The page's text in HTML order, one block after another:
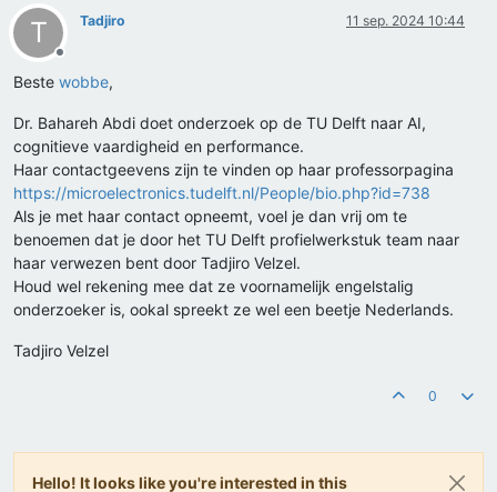
T
Offline
Tadjiro 11 sep. 2024 10:44
Beste wobbe,
Dr. Bahareh Abdi doet onderzoek op de TU Delft naar AI,
cognitieve vaardigheid en performance.
Haar contactgeevens zijn te vinden op haar professorpagina
https://microelectronics.tudelft.nl/People/bio.php?id=738
Als je met haar contact opneemt, voel je dan vrij om te
benoemen dat je door het TU Delft profielwerkstuk team naar
haar verwezen bent door Tadjiro Velzel.
Houd wel rekening mee dat ze voornamelijk engelstalig
onderzoeker is, ookal spreekt ze wel een beetje Nederlands.
Tadjiro Velzel
0
Hello! It looks like you're interested in this